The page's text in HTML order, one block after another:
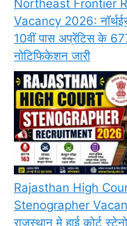
Northeast Frontier
Vacancy 2026:
10वीं पास अप्रेंटिस के
नोटिफिकेशन जारी
Rajasthan High
Stenographer
राजस्थान मे हाई कोर्ट